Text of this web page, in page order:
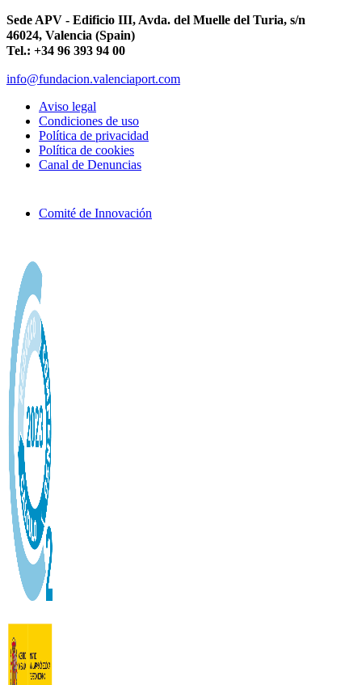
Sede APV - Edificio III, Avda. del Muelle del Turia, s/n
46024, Valencia (Spain)
Tel.: +34 96 393 94 00
info@fundacion.valenciaport.com
Aviso legal
Condiciones de uso
Política de privacidad
Política de cookies
Canal de Denuncias
Comité de Innovación